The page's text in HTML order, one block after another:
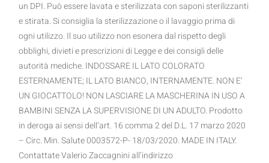
un DPI. Può essere lavata e sterilizzata con saponi sterilizzanti
e stirata. Si consiglia la sterilizzazione o il lavaggio prima di
ogni utilizzo. Il suo utilizzo non esonera dal rispetto degli
obblighi, divieti e prescrizioni di Legge e dei consigli delle
autorità mediche. INDOSSARE IL LATO COLORATO
ESTERNAMENTE; IL LATO BIANCO, INTERNAMENTE. NON E’
UN GIOCATTOLO! NON LASCIARE LA MASCHERINA IN USO A
BAMBINI SENZA LA SUPERVISIONE DI UN ADULTO. Prodotto
in deroga ai sensi dell’art. 16 comma 2 del D.L. 17 marzo 2020
– Circ. Min. Salute 0003572-P- 18/03/2020. MADE IN ITALY.
Contattate Valerio Zaccagnini all’indirizzo